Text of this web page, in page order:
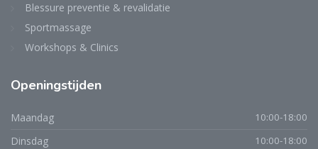
Blessure preventie & revalidatie
Sportmassage
Workshops & Clinics
Openingstijden
Maandag 10:00-18:00
Dinsdag 10:00-18:00